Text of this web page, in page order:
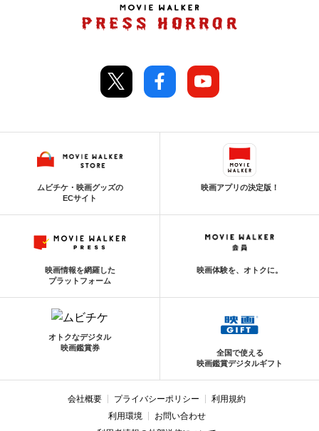
ムビチケ・映画グッズの
ECサイト
映画アプリの決定版！
映画情報を網羅した
プラットフォーム
映画体験を、オトクに。
オトクなデジタル
映画鑑賞券
全国で使える
映画鑑賞デジタルギフト
会社概要 プライバシーポリシー
利用規約
利用環境
お問い合わせ